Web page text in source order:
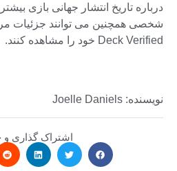
درباره تاریخ انتشار جهانی بازی بیشتر
Deck Verified خود را مشاهده کنند.
نویسنده: Joelle Daniels
اشتراک گذاری و